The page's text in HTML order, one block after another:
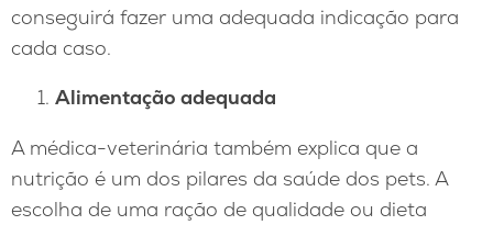
conseguirá fazer uma adequada indicação para
cada caso.
Alimentação adequada
A médica-veterinária também explica que a
nutrição é um dos pilares da saúde dos pets. A
escolha de uma ração de qualidade ou dieta